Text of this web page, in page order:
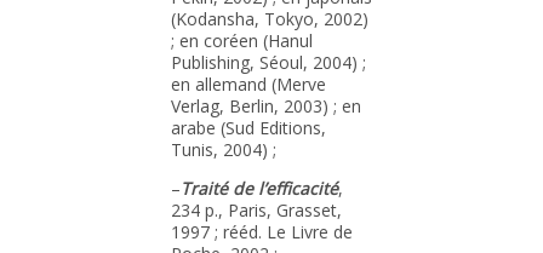
(Kodansha, Tokyo, 2002)
; en coréen (Hanul
Publishing, Séoul, 2004) ;
en allemand (Merve
Verlag, Berlin, 2003) ; en
arabe (Sud Editions,
Tunis, 2004) ;
–Traité de l’efficacité,
234 p., Paris, Grasset,
1997 ; rééd. Le Livre de